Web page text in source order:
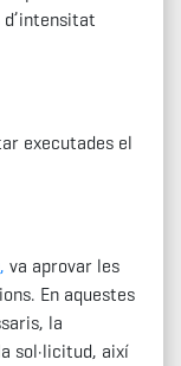
executades el
va aprovar les
En aquestes
la
sol·licitud, així